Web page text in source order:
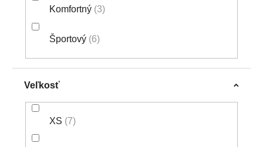
Komfortný 3
Športový 6
Veľkosť
XS 7